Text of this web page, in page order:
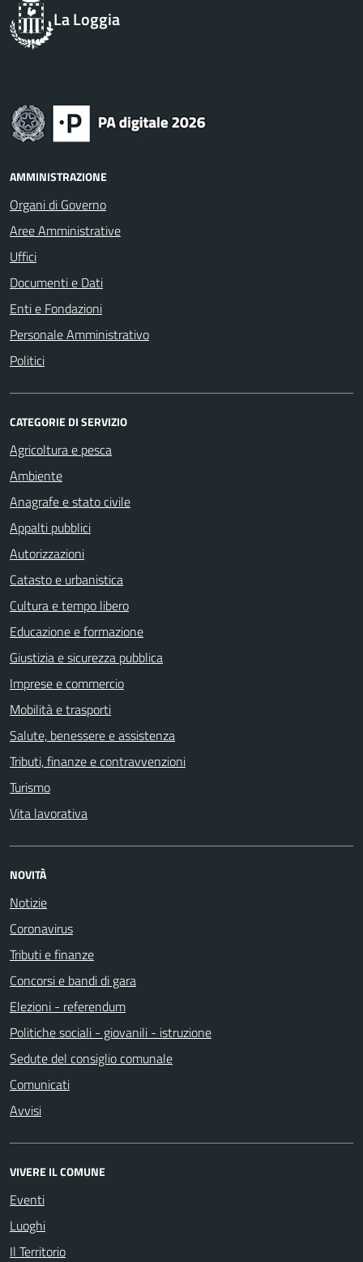
La Loggia
AMMINISTRAZIONE
Organi di Governo
Aree Amministrative
Uffici
Documenti e Dati
Enti e Fondazioni
Personale Amministrativo
Politici
CATEGORIE DI SERVIZIO
Agricoltura e pesca
Ambiente
Anagrafe e stato civile
Appalti pubblici
Autorizzazioni
Catasto e urbanistica
Cultura e tempo libero
Educazione e formazione
Giustizia e sicurezza pubblica
Imprese e commercio
Mobilità e trasporti
Salute, benessere e assistenza
Tributi, finanze e contravvenzioni
Turismo
Vita lavorativa
NOVITÀ
Notizie
Coronavirus
Tributi e finanze
Concorsi e bandi di gara
Elezioni - referendum
Politiche sociali - giovanili - istruzione
Sedute del consiglio comunale
Comunicati
Avvisi
VIVERE IL COMUNE
Eventi
Luoghi
Il Territorio